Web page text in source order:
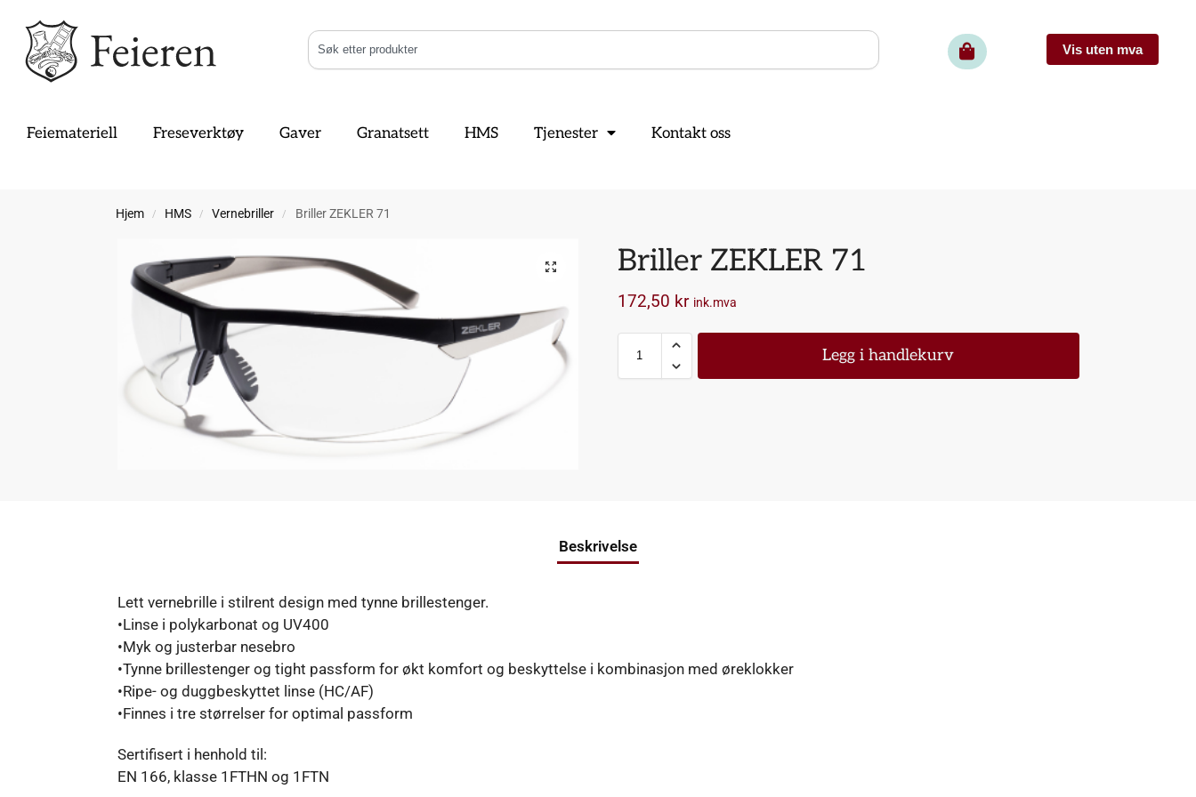
Feiemateriell Freseverktøy Gaver Granatsett HMS Tjenester Kontakt oss
Hjem / HMS / Vernebriller / Briller ZEKLER 71
Briller ZEKLER 71
172,50 kr ink.mva
Legg i handlekurv
Beskrivelse
Lett vernebrille i stilrent design med tynne brillestenger.
•Linse i polykarbonat og UV400
•Myk og justerbar nesebro
•Tynne brillestenger og tight passform for økt komfort og beskyttelse i kombinasjon med øreklokker
•Ripe- og duggbeskyttet linse (HC/AF)
•Finnes i tre størrelser for optimal passform
Sertifisert i henhold til:
EN 166, klasse 1FTHN og 1FTN